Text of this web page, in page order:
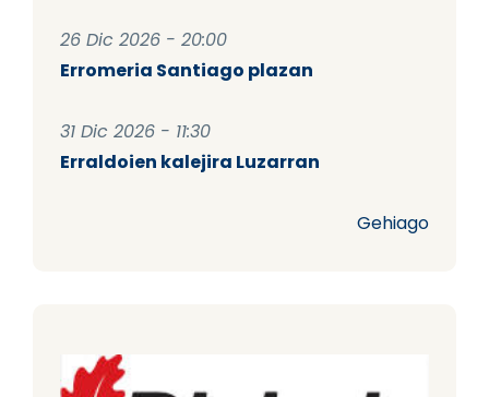
26 Dic 2026 - 20:00
Erromeria Santiago plazan
31 Dic 2026 - 11:30
Erraldoien kalejira Luzarran
Gehiago